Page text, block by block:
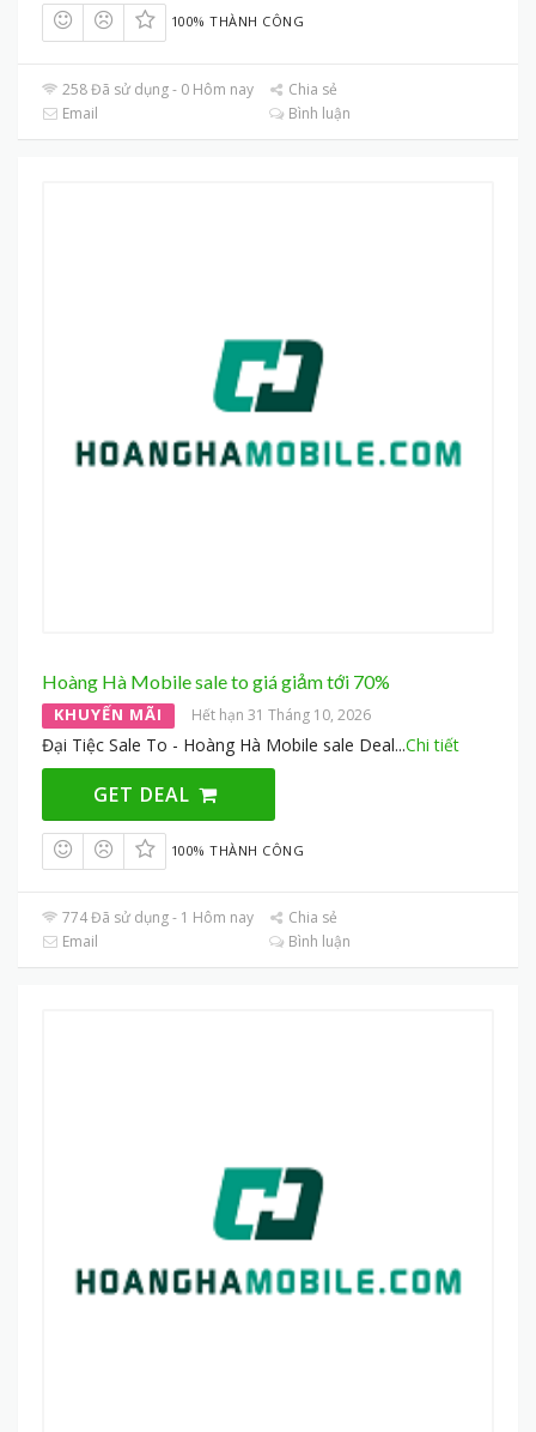
100% THÀNH CÔNG
258 Đã sử dụng - 0 Hôm nay
Chia sẻ
Email
Bình luận
Hoàng Hà Mobile sale to giá giảm tới 70%
KHUYẾN MÃI Hết hạn 31 Tháng 10, 2026
Đại Tiệc Sale To - Hoàng Hà Mobile sale Deal...Chi tiết
GET DEAL
100% THÀNH CÔNG
774 Đã sử dụng - 1 Hôm nay
Chia sẻ
Email
Bình luận